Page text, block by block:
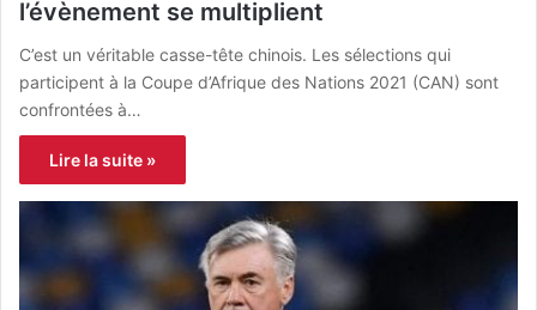
l’évènement se multiplient
C’est un véritable casse-tête chinois. Les sélections qui
participent à la Coupe d’Afrique des Nations 2021 (CAN) sont
confrontées à…
Lire la suite »